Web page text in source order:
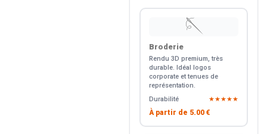
🪡
Broderie
Rendu 3D premium, très
durable. Idéal logos
corporate et tenues de
représentation.
Durabilité
★★★★★
À partir de 5.00 €